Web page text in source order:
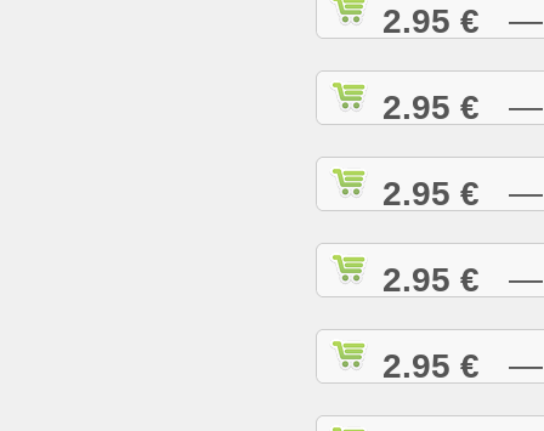
2.95 € —
2.95 € —
2.95 € —
2.95 € —
2.95 € —